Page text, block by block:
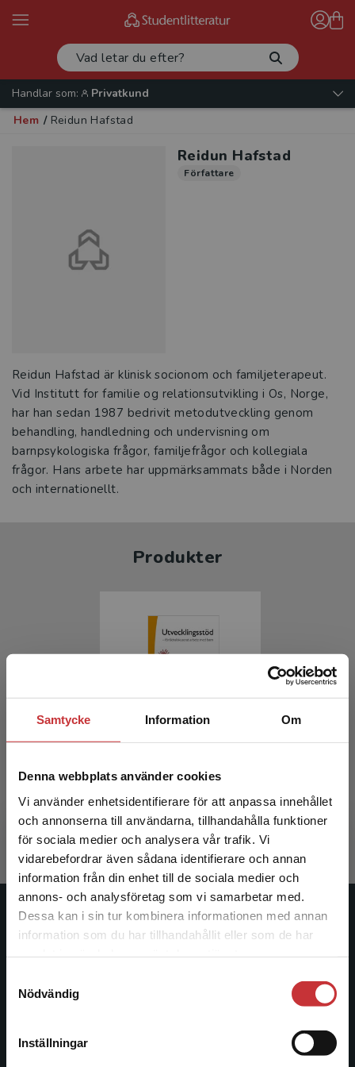
Samtycke Information Om
Denna webbplats använder cookies
Vi använder enhetsidentifierare för att anpassa innehållet
och annonserna till användarna, tillhandahålla funktioner
för sociala medier och analysera vår trafik. Vi
vidarebefordrar även sådana identifierare och annan
information från din enhet till de sociala medier och
annons- och analysföretag som vi samarbetar med.
Dessa kan i sin tur kombinera informationen med annan
information som du har tillhandahållit eller som de har
Nödvändig
Inställningar
Begränsad fraktregion
Det verkar som att du besöker
studentlitteratur.se via en enhet utanför Sverige.
Vi erbjuder inte leveranser utanför Sverige. För
att kunna slutföra ett köp måste
Handlar som:
Privatkund
Hem / Reidun Hafstad
Reidun Hafstad
Författare
Reidun Hafstad är klinisk socionom och familjeterapeut.
Vid Institutt for familie og relationsutvikling i Os, Norge,
har han sedan 1987 bedrivit metodutveckling genom
behandling, handledning och undervisning om
barnpsykologiska frågor, familjefrågor och kollegiala
frågor. Hans arbete har uppmärksammats både i Norden
och internationellt.
Produkter
Utvecklingsstöd
Exkl. moms: 374 kr
Studentlitteratur
Studentlitteratur grundades 1963 och är idag Sveriges
ledande utbildningsförlag. Med läromedel, kurslitteratur,
facklitteratur, utbildningar och digitala
längs hela kunskapsresan.